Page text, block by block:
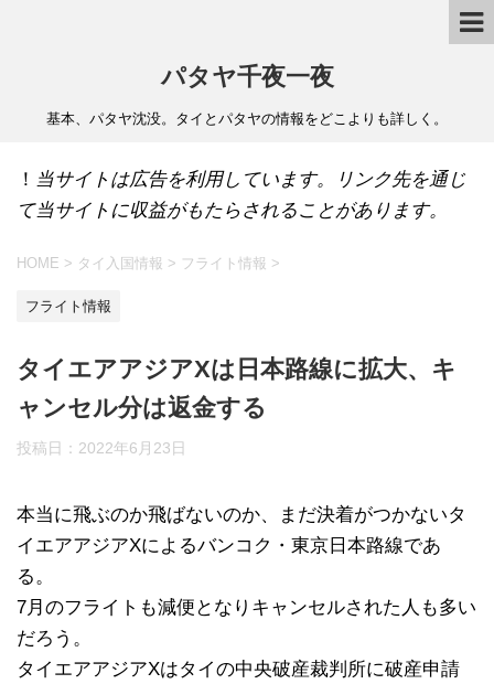
パタヤ千夜一夜
基本、パタヤ沈没。タイとパタヤの情報をどこよりも詳しく。
！ 当サイトは広告を利用しています。リンク先を通じ
て当サイトに収益がもたらされることがあります。
HOME > タイ入国情報 > フライト情報 >
フライト情報
タイエアアジアXは日本路線に拡大、キ
ャンセル分は返金する
投稿日： 2022年6月23日
本当に飛ぶのか飛ばないのか、まだ決着がつかないタ
イエアアジアXによるバンコク・東京日本路線であ
る。
7月のフライトも減便となりキャンセルされた人も多い
だろう。
タイエアアジアXはタイの中央破産裁判所に破産申請